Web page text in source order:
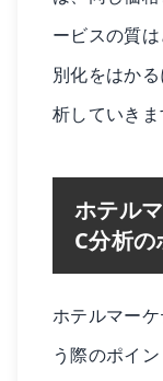
ービスの質
別化をはか
析していきま
ホテル
C分析の
ホテルマー
う際のポイ